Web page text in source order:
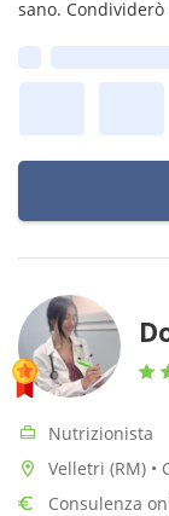
sano.
Nutrizionista
Velletri (RM) •
Consulenza